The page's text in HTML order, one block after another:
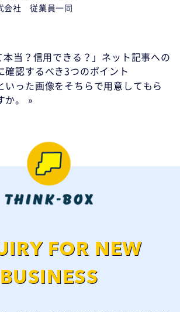
会社 従業員一同
本当？信用できる？」ネット記事への
確認するべき3つのポイント
いった画像をそちらで用意してもら
か。 »
FOR NEW
BUSINESS